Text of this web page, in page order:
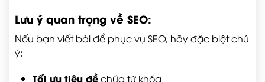
Lưu ý quan trọng về SEO:
Nếu bạn viết bài để phục vụ SEO, hãy đặc biệt chú
ý:
Tối ưu tiêu đềchứa từ khóa